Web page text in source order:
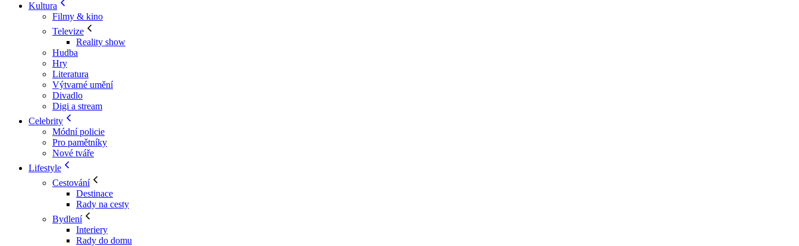
Kultura
Filmy & kino
Televize
Reality show
Hudba
Hry
Literatura
Výtvarné umění
Divadlo
Digi a stream
Celebrity
Módní policie
Pro pamětníky
Nové tváře
Lifestyle
Cestování
Destinace
Rady na cesty
Bydlení
Interiery
Rady do domu